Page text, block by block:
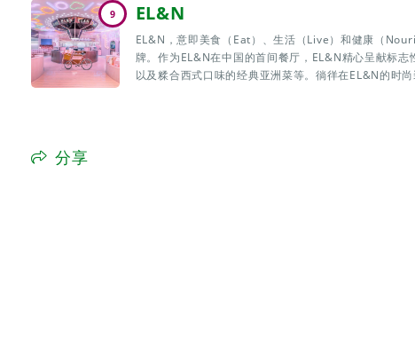
9 EL&N
EL&N，意即美食（Eat）、生活（Live）和健康（
牌。作为EL&N在中国的首间餐厅，EL&N精心呈献标志
以及糅合西式口味的经典亚洲菜等。徜徉在EL&N的时
分享